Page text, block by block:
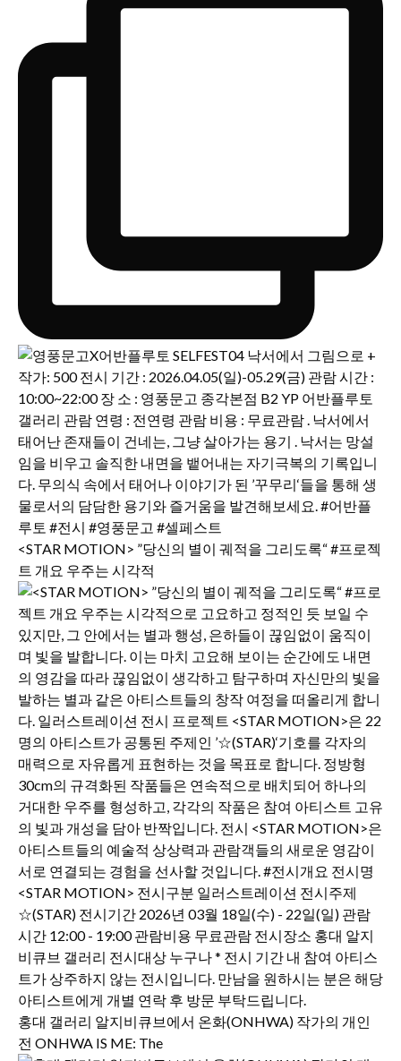
<STAR MOTION> ”당신의 별이 궤적을 그리도록“ #프로젝
트 개요 우주는 시각적
홍대 갤러리 알지비큐브에서 온화(ONHWA) 작가의 개인
전 ONHWA IS ME: The